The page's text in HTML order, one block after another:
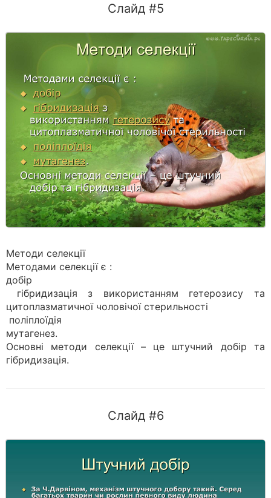
Слайд #5
Методи селекції
Методами селекції є :
добір
гібридизація з використанням гетерозису та
цитоплазматичної чоловічої стерильності
поліплоїдія
мутагенез.
Основні методи селекції – це штучний добір та
гібридизація.
Слайд #6